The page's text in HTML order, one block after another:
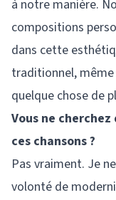
à notre manière.
compositions
dans cette
traditionnel,
quelque chose de
Vous ne
ces chansons ?
Pas vraiment. Je
volonté de